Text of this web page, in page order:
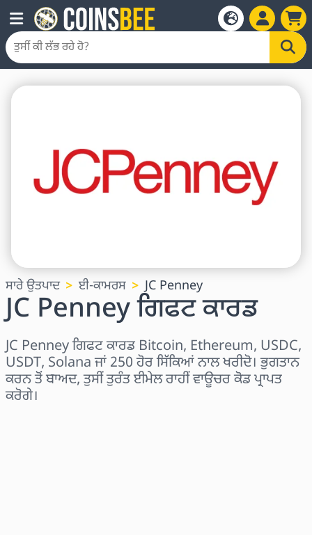
ਸਾਰੇ ਉਤਪਾਦ ਈ-ਕਾਮਰਸ JC Penney
JC Penney ਗਿਫਟ ਕਾਰਡ
JC Penney ਗਿਫਟ ਕਾਰਡ Bitcoin, Ethereum, USDC,
USDT, Solana ਜਾਂ 250 ਹੋਰ ਸਿੱਕਿਆਂ ਨਾਲ ਖਰੀਦੋ। ਭੁਗਤਾਨ
ਕਰਨ ਤੋਂ ਬਾਅਦ, ਤੁਸੀਂ ਤੁਰੰਤ ਈਮੇਲ ਰਾਹੀਂ ਵਾਊਚਰ ਕੋਡ ਪ੍ਰਾਪਤ
ਕਰੋਗੇ।